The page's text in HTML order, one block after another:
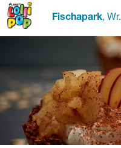
Fischapark, Wr. Neustadt